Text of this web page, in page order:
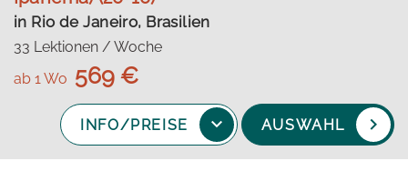
in Rio de Janeiro, Brasilien
33 Lektionen / Woche
ab 1 Wo 569 €
INFO/PREISE AUSWAHL